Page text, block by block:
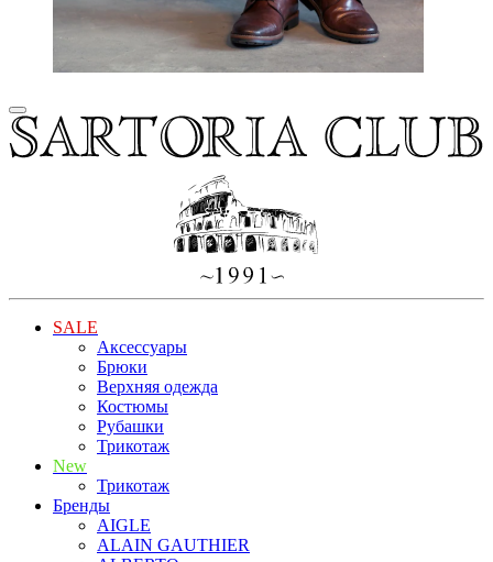
SALE
Аксессуары
Брюки
Верхняя одежда
Костюмы
Рубашки
Трикотаж
New
Трикотаж
Бренды
AIGLE
ALAIN GAUTHIER